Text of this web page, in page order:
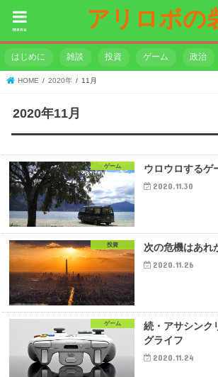
アリロボの
menu
はじめに 雑談 投資 ゲーム 政治
HOME 2020年 11月
2020年11月
ゲーム ウロウロするゲ
2020.11.30
投資 次の危機はあれ
2020.11.26
ゲーム
続・アサシンク
グライフ
2020.11.24